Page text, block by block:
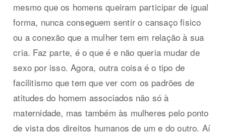
mesmo que os homens queiram participar de igual
forma, nunca conseguem sentir o cansaço fisico
ou a conexão que a mulher tem em relação à sua
cria. Faz parte, é o que é e não queria mudar de
sexo por isso. Agora, outra coisa é o tipo de
facilitismo que tem que ver com os padrões de
atitudes do homem associados não só à
maternidade, mas também às mulheres pelo ponto
de vista dos direitos humanos de um e do outro. Aí